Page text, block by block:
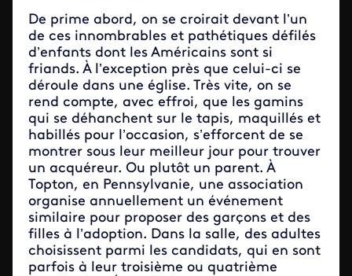
De prime abord, on se croirait devant l’un
de ces innombrables et pathétiques défilés
d’enfants dont les Américains sont si
friands. À l’exception près que celui-ci se
déroule dans une église. Très vite, on se
rend compte, avec effroi, que les gamins
qui se déhanchent sur le tapis, maquillés et
habillés pour l’occasion, s’efforcent de se
montrer sous leur meilleur jour pour trouver
un acquéreur. Ou plutôt un parent. À
Topton, en Pennsylvanie, une association
organise annuellement un événement
similaire pour proposer des garçons et des
filles à l’adoption. Dans la salle, des adultes
choisissent parmi les candidats, qui en sont
parfois à leur troisième ou quatrième